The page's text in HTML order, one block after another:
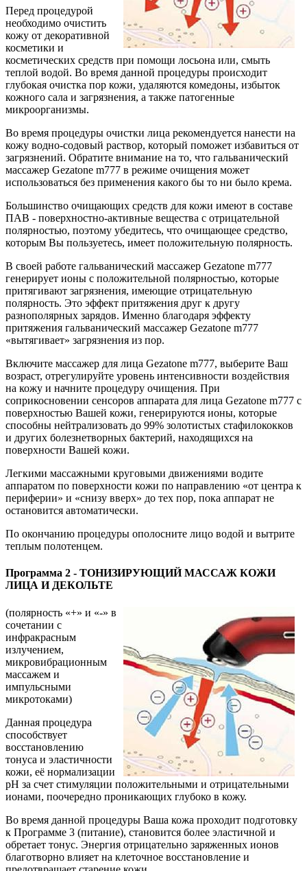
Перед процедурой
необходимо очистить
кожу от декоративной
косметики и
косметических средств при помощи лосьона или, смыть
теплой водой. Во время данной процедуры происходит
глубокая очистка пор кожи, удаляются комедоны, избыток
кожного сала и загрязнения, а также патогенные
микроорганизмы.
Во время процедуры очистки лица рекомендуется нанести на
кожу водно-содовый раствор, который поможет избавиться от
загрязнений. Обратите внимание на то, что гальванический
массажер Gezatone m777 в режиме очищения может
использоваться без применения какого бы то ни было крема.
Большинство очищающих средств для кожи имеют в составе
ПАВ - поверхностно-активные вещества с отрицательной
полярностью, поэтому убедитесь, что очищающее средство,
которым Вы пользуетесь, имеет положительную полярность.
В своей работе гальванический массажер Gezatone m777
генерирует ионы с положительной полярностью, которые
притягивают загрязнения, имеющие отрицательную
полярность. Это эффект притяжения друг к другу
разнополярных зарядов. Именно благодаря эффекту
притяжения гальванический массажер Gezatone m777
«вытягивает» загрязнения из пор.
Включите массажер для лица Gezatone m777, выберите Ваш
возраст, отрегулируйте уровень интенсивности воздействия
на кожу и начните процедуру очищения. При
соприкосновении сенсоров аппарата для лица Gezatone m777 с
поверхностью Вашей кожи, генерируются ионы, которые
способны нейтрализовать до 99% золотистых стафилококков
и других болезнетворных бактерий, находящихся на
поверхности Вашей кожи.
Легкими массажными круговыми движениями водите
аппаратом по поверхности кожи по направлению «от центра к
периферии» и «снизу вверх» до тех пор, пока аппарат не
остановится автоматически.
По окончанию процедуры ополосните лицо водой и вытрите
теплым полотенцем.
Программа 2 - ТОНИЗИРУЮЩИЙ МАССАЖ КОЖИ
ЛИЦА И ДЕКОЛЬТЕ
(полярность «+» и «-» в
сочетании с
инфракрасным
излучением,
микровибрационным
массажем и
импульсными
микротоками)
Данная процедура
способствует
восстановлению
тонуса и эластичности
кожи, её нормализации
pH за счет стимуляции положительными и отрицательными
ионами, поочередно проникающих глубоко в кожу.
Во время данной процедуры Ваша кожа проходит подготовку
к Программе 3 (питание), становится более эластичной и
обретает тонус. Энергия отрицательно заряженных ионов
благотворно влияет на клеточное восстановление и